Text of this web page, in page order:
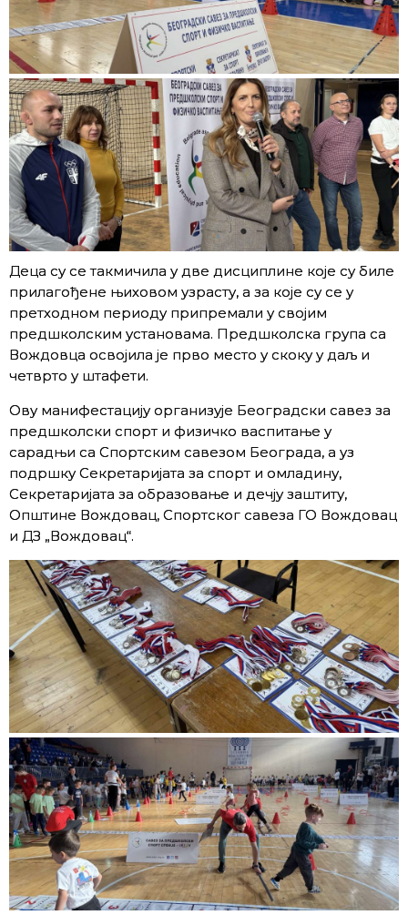
Деца су се такмичила у две дисциплине које су биле
прилагођене њиховом узрасту, а за које су се у
претходном периоду припремали у својим
предшколским установама. Предшколска група са
Вождовца освојила је прво место у скоку у даљ и
четврто у штафети.
Ову манифестацију организује Београдски савез за
предшколски спорт и физичко васпитање у
сарадњи са Спортским савезом Београда, а уз
подршку Секретаријата за спорт и омладину,
Секретаријата за образовање и дечју заштиту,
Општине Вождовац, Спортског савеза ГО Вождовац
и ДЗ „Вождовац“.